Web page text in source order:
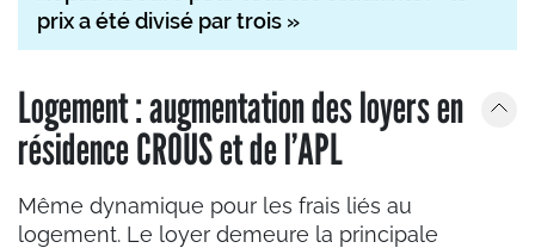
prix a été divisé par trois »
Logement : augmentation des loyers en
résidence CROUS et de l’APL
Même dynamique pour les frais liés au
logement. Le loyer demeure la principale